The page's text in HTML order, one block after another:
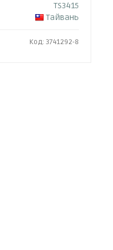
TS3415
Тайвань
Код: 3741292-8